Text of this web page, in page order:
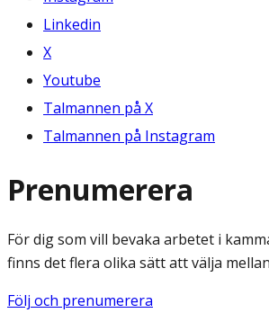
Linkedin
X
Youtube
Talmannen på X
Talmannen på Instagram
Prenumerera
För dig som vill bevaka arbetet i
finns det flera olika sätt att välja
Följ och prenumerera